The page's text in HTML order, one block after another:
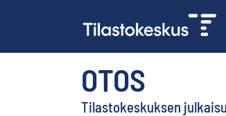
OTOS
Tilastokeskuksen